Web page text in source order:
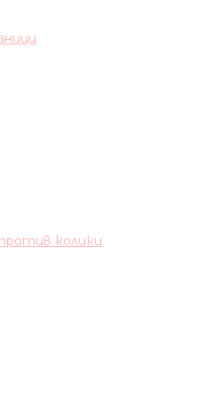
колики